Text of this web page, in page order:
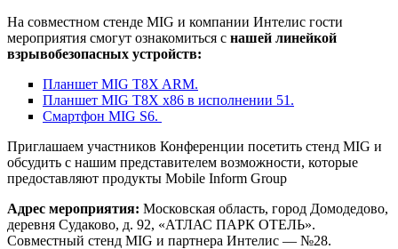
На совместном стенде MIG и компании Интелис гости
мероприятия смогут ознакомиться с нашей линейкой
взрывобезопасных устройств:
Планшет MIG T8X ARM.
Планшет MIG T8X x86 в исполнении 51.
Смартфон MIG S6.
Приглашаем участников Конференции посетить стенд MIG и
обсудить с нашим представителем возможности, которые
предоставляют продукты Mobile Inform Group
Адрес мероприятия: Московская область, город Домодедово,
деревня Судаково, д. 92, «АТЛАС ПАРК ОТЕЛЬ».
Совместный стенд MIG и партнера Интелис — №28.